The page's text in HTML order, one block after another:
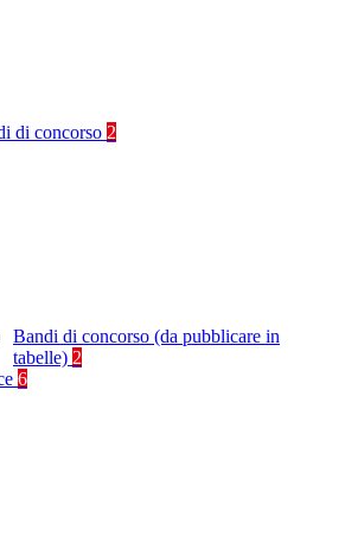
di concorso 2
Bandi di concorso (da pubblicare in
tabelle) 2
6